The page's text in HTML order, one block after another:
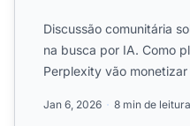
Discussão comunitária
na busca por IA. Como
Perplexity vão
Jan 6, 2026 8 min de leitura